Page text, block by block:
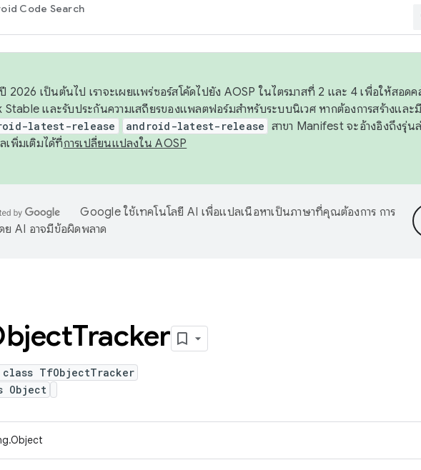
Code Search
2026 เป็นต้นไป เราจะเผยแพร่ซอร์สโค้ดไปยัง AOSP ในไตรมาสที่ 2 และ 4 เพื่อให้สอด
Stable และรับประกันความเสถียรของแพลตฟอร์มสำหรับระบบนิเวศ หากต้องการสร้างและ
latest-release android-latest-release สาขา Manifest จะอ้างอิงถึงรุ่
เพิ่มเติมได้ที่การเปลี่ยนแปลงใน AOSP
Google ใช้เทคโนโลยี AI เพื่อแปลเนื้อหาเป็นภาษาที่คุณต้องการ การ
ย AI อาจมีข้อผิดพลาด
Tracker
TfObjectTracker
Object